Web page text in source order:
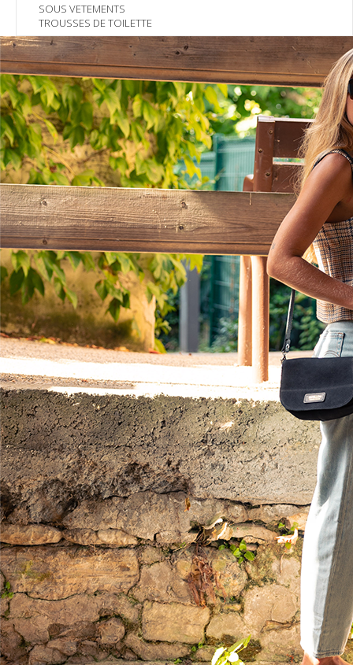
SOUS VETEMENTS
TROUSSES DE TOILETTE